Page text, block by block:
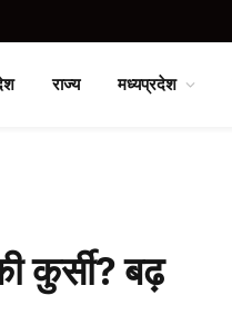
राज्य मध्यप्रदेश
कुर्सी? बढ़